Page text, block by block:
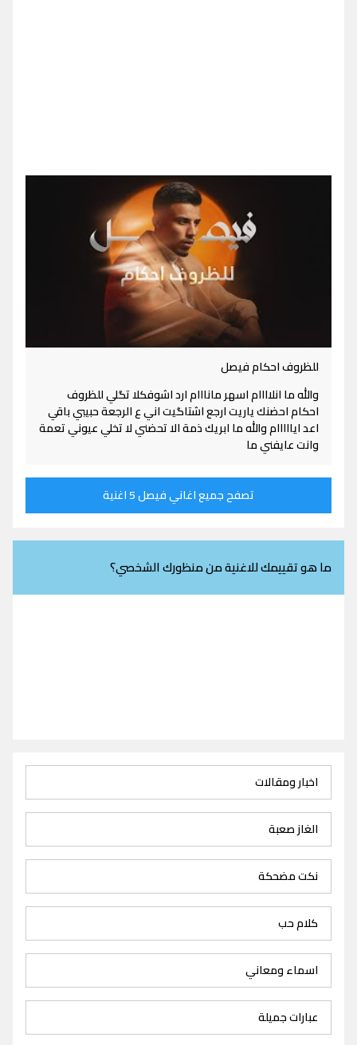
للظروف احكام فيصل
والله ما انلاااام اسهر مانااام ارد اشوفكلا تگلي للظروف
احكام احضنك ياريت ارجع اشتاگيت اني ع الرجعة حبيبي باقي
اعد ايااااام والله ما ابريك ذمة الا تحضني لا تخلي عيوني تعمة
وانت عايفني ما
تصفح جميع اغاني فيصل 5 اغنية
ما هو تقييمك للاغنية من منظورك الشخصي؟
اخبار ومقالات
الغاز صعبة
نكت مضحكة
كلام حب
اسماء ومعاني
عبارات جميلة